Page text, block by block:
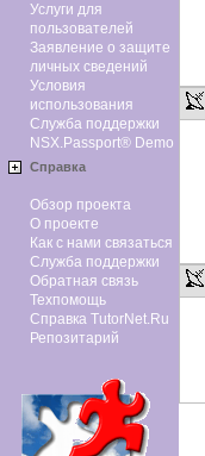
Услуги для
пользователей
Заявление о защите
личных сведений
Условия
использования
Служба поддержки
NSX.Passport® Demo
Справка
Обзор проекта
О проекте
Как с нами связаться
Служба поддержки
Обратная связь
Техпомощь
Справка TutorNet.Ru
Репозитарий